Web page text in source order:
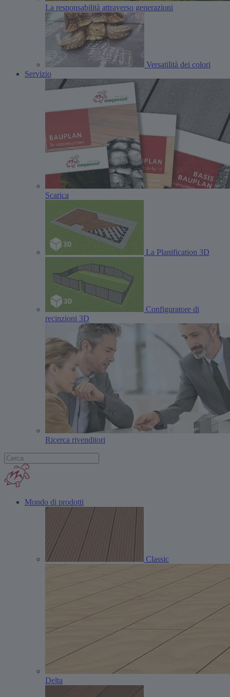
La responsabilità attraverso generazioni
Versatilità dei colori
Servizio
Scarica
La Planification 3D
Configuratore di
recinzioni 3D
Ricerca rivenditori
Mondo di prodotti
Classic
Delta